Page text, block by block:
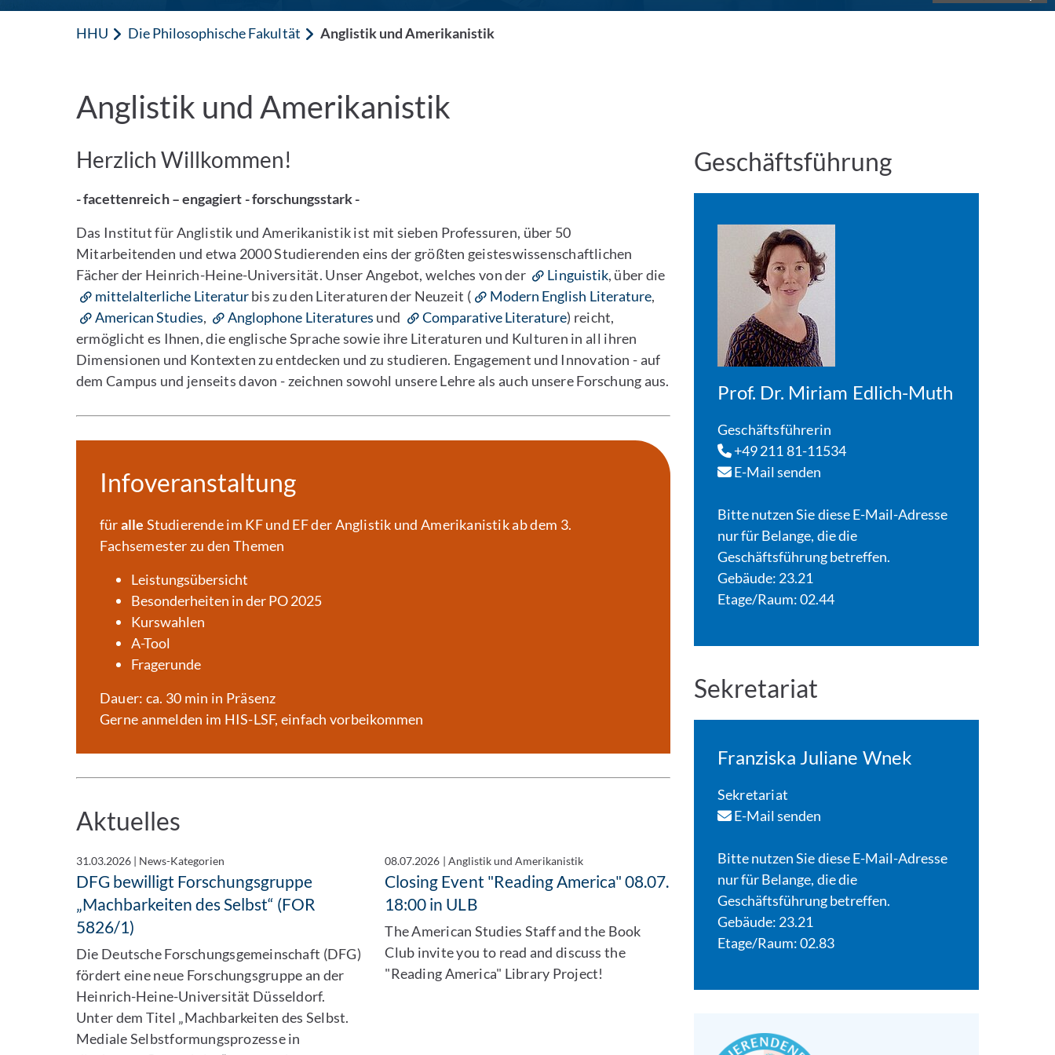
HHU Die Philosophische Fakultät Anglistik und Amerikanistik
Anglistik und Amerikanistik
Herzlich Willkommen!
- facettenreich – engagiert - forschungsstark -
Das Institut für Anglistik und Amerikanistik ist mit sieben Professuren, über 50
Mitarbeitenden und etwa 2000 Studierenden eins der größten geisteswissenschaftlichen
Fächer der Heinrich-Heine-Universität. Unser Angebot, welches von der
Linguistik, über die
mittelalterliche Literaturbis zu den Literaturen der Neuzeit ( Modern English Literature,
American Studies, Anglophone Literatures und Comparative Literature) reicht,
ermöglicht es Ihnen, die englische Sprache sowie ihre Literaturen und Kulturen in all ihren
Dimensionen und Kontexten zu entdecken und zu studieren. Engagement und Innovation - auf
dem Campus und jenseits davon - zeichnen sowohl unsere Lehre als auch unsere Forschung aus.
Infoveranstaltung
füralle Studierende im KF und EF der Anglistik und Amerikanistik ab dem 3.
Fachsemester zu den Themen
Leistungsübersicht
Besonderheiten in der PO 2025
Kurswahlen
A-Tool
Fragerunde
Dauer: ca. 30 min in Präsenz
Gerne anmelden im HIS-LSF, einfach vorbeikommen
Aktuelles
31.03.2026 | News-Kategorien
DFG bewilligt Forschungsgruppe
„Machbarkeiten des Selbst“ (FOR
5826/1)
Die Deutsche Forschungsgemeinschaft (DFG)
fördert eine neue Forschungsgruppe an der
Heinrich-Heine-Universität Düsseldorf.
Unter dem Titel „Machbarkeiten des Selbst.
Mediale Selbstformungsprozesse in
08.07.2026 | Anglistik und Amerikanistik
Closing Event "Reading America" 08.07.
18:00 in ULB
The American Studies Staff and the Book
Club invite you to read and discuss the
"Reading America" Library Project!
Geschäftsführung
Prof. Dr. Miriam Edlich-Muth
Geschäftsführerin
+49 211 81-11534
E-Mail senden
Bitte nutzen Sie diese E-Mail-Adresse
nur für Belange, die die
Geschäftsführung betreffen.
Gebäude: 23.21
Etage/Raum: 02.44
Sekretariat
Franziska Juliane Wnek
Sekretariat
E-Mail senden
Bitte nutzen Sie diese E-Mail-Adresse
nur für Belange, die die
Geschäftsführung betreffen.
Gebäude: 23.21
Etage/Raum: 02.83